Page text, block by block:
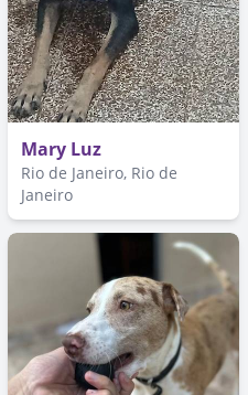
Mary Luz
Rio de Janeiro, Rio de
Janeiro